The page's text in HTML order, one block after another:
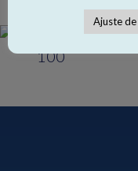
Ajuste